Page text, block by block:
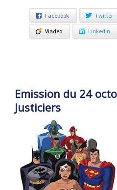
Facebook Twitter
Viadeo LinkedIn
Emission du 24
Justiciers